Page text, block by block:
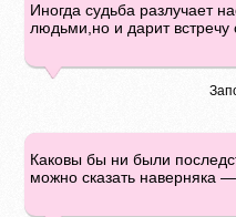
Иногда судьба разлучает
людьми,но и дарит
Каковы бы ни были
можно сказать наверняка